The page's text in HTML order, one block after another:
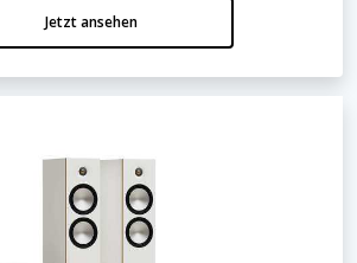
Jetzt ansehen